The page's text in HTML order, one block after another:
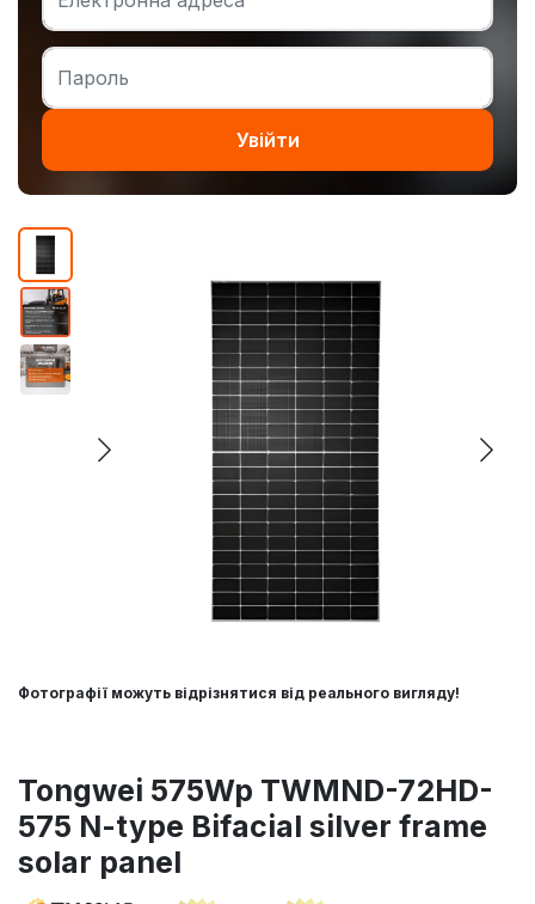
Увійти
Фотографії можуть відрізнятися від реального вигляду!
Tongwei 575Wp TWMND-72HD-
575 N-type Bifacial silver frame
solar panel